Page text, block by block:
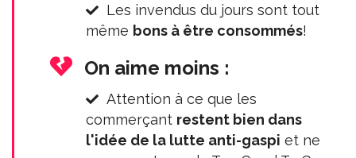
Les invendus du jours sont tout
même bons à être consommés!
On aime moins :
Attention à ce que les
commerçant restent bien dans
l'idée de la lutte anti-gaspi et ne